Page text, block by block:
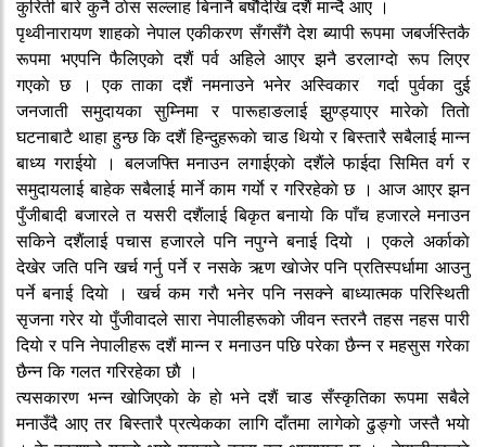
कुरिती बारे कुनै ठाेस सल्लाह बिनानै बर्षाैदेखि दशैं मान्दै आए ।
पृथ्वीनारायण शाहकाे नेपाल एकीकरण सँगसँगै देश ब्यापी रूपमा जबर्जस्तिकै
रूपमा भएपनि फैलिएकाे दशैं पर्व अहिले आएर झनै डरलाग्दाे रूप लिएर
गएकाे छ । एक ताका दशैं नमनाउने भनेर अस्विकार गर्दा पुर्वका दुई
जनजाती समुदायका सुम्निमा र पारूहाङलाई झुण्ड्याएर मारेकाे तिताे
घटनाबाटै थाहा हुन्छ कि दशैं हिन्दुहरूकाे चाड थियाे र बिस्तारै सबैलाई मान्न
बाध्य गराईयाे । बलजफ्ति मनाउन लगाईएकाे दशैंले फाईदा सिमित वर्ग र
समुदायलाई बाहेक सबैलाई मार्ने काम गर्याे र गरिरहेकाे छ । आज आएर झन
पुँजीबादी बजारले त यसरी दशैंलाई बिकृत बनायाे कि पाँच हजारले मनाउन
सकिने दशैंलाई पचास हजारले पनि नपुग्ने बनाई दियाे । एकले अर्काकाे
देखेर जति पनि खर्च गर्नु पर्ने र नसके ऋण खाेजेर पनि प्रतिस्पर्धामा आउनु
पर्ने बनाई दियाे । खर्च कम गराै भनेर पनि नसक्ने बाध्यात्मक परिस्थिती
सृजना गरेर याे पुँजीवादले सारा नेपालीहरूकाे जीवन स्तरनै तहस नहस पारी
दियाे र पनि नेपालीहरू दशैं मान्न र मनाउन पछि परेका छैन्न र महसुस गरेका
छैन्न कि गलत गरिरहेका छाै ।
त्यसकारण भन्न खाेजिएकाे के हाे भने दशैं चाड सँस्कृतिका रूपमा सबैले
मनाउँदै आए तर बिस्तारै प्रत्येकका लागि दाँतमा लागेकाे ढुङ्गाे जस्तै भयाे